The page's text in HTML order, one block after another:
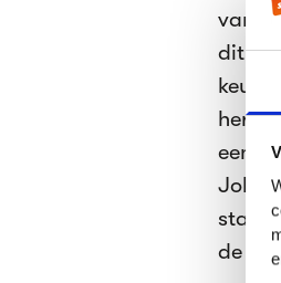
van
dit
een
stad
de